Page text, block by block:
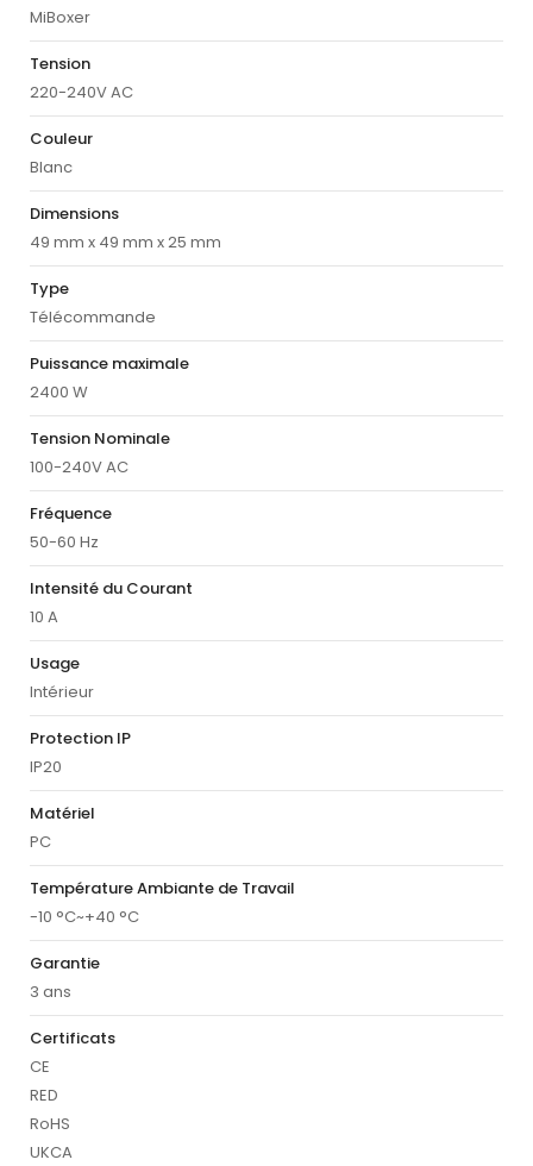
MiBoxer
Tension
220-240V AC
Couleur
Blanc
Dimensions
49 mm x 49 mm x 25 mm
Type
Télécommande
Puissance maximale
2400 W
Tension Nominale
100-240V AC
Fréquence
50-60 Hz
Intensité du Courant
10 A
Usage
Intérieur
Protection IP
IP20
Matériel
PC
Température Ambiante de Travail
-10 °C~+40 °C
Garantie
3 ans
Certificats
CE
RED
RoHS
UKCA